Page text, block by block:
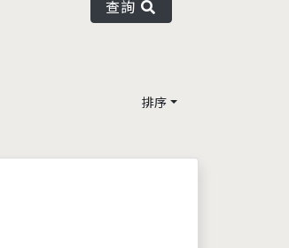
查詢
排序